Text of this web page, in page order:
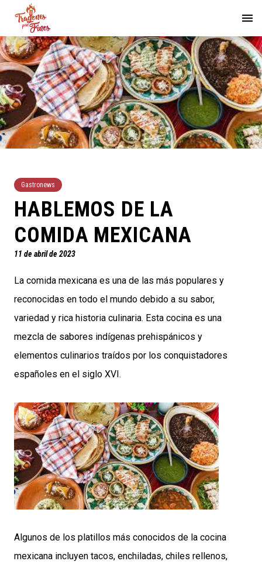
Gastronews
HABLEMOS DE LA
COMIDA MEXICANA
11 de abril de 2023
La comida mexicana es una de las más populares y
reconocidas en todo el mundo debido a su sabor,
variedad y rica historia culinaria. Esta cocina es una
mezcla de sabores indígenas prehispánicos y
elementos culinarios traídos por los conquistadores
españoles en el siglo XVI.
Algunos de los platillos más conocidos de la cocina
mexicana incluyen tacos, enchiladas, chiles rellenos,